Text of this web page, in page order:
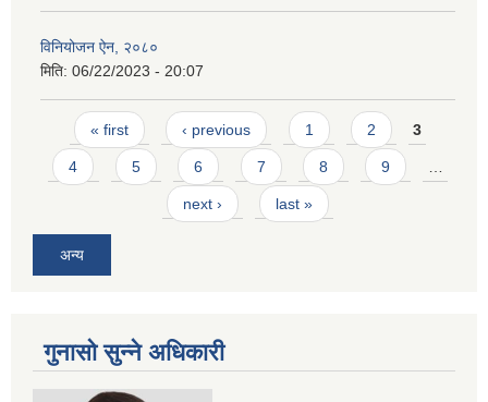
विनियोजन ऐन, २०८०
मिति: 06/22/2023 - 20:07
Pages
« first ‹ previous 1 2 3
4 5 6 7 8 9 …
next › last »
अन्य
गुनासो सुन्ने अधिकारी